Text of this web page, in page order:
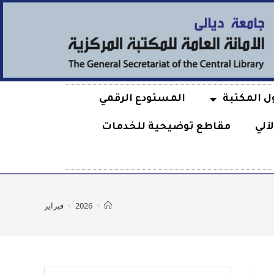
المكتبة المستودع الرقمي
مقاطع توضيحية للخدمات
>
2026
> فبراير